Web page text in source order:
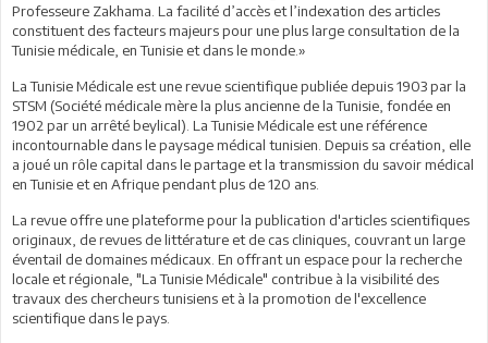
Professeure Zakhama. La facilité d’accès et l’indexation des articles
constituent des facteurs majeurs pour une plus large consultation de la
Tunisie médicale, en Tunisie et dans le monde.»
La Tunisie Médicale est une revue scientifique publiée depuis 1903 par la
STSM (Société médicale mère la plus ancienne de la Tunisie, fondée en
1902 par un arrêté beylical). La Tunisie Médicale est une référence
incontournable dans le paysage médical tunisien. Depuis sa création, elle
a joué un rôle capital dans le partage et la transmission du savoir médical
en Tunisie et en Afrique pendant plus de 120 ans.
La revue offre une plateforme pour la publication d'articles scientifiques
originaux, de revues de littérature et de cas cliniques, couvrant un large
éventail de domaines médicaux. En offrant un espace pour la recherche
locale et régionale, "La Tunisie Médicale" contribue à la visibilité des
travaux des chercheurs tunisiens et à la promotion de l'excellence
scientifique dans le pays.